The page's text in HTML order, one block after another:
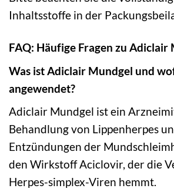
Inhaltsstoffe in der
FAQ: Häufige Fragen zu Adiclair
Was ist Adiclair Mundgel und
angewendet?
Adiclair Mundgel ist ein
Behandlung von Lippenherpes
Entzündungen der
den Wirkstoff Aciclovir, der die
Herpes-simplex-Viren hemmt.